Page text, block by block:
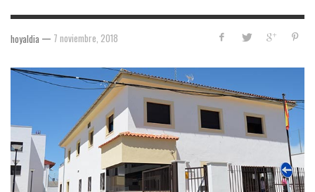
hoyaldia — 7 noviembre, 2018